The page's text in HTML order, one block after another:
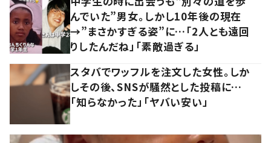
んでいた”男女。しかし10年後の現在
→”まさかすぎる姿”に…「2人とも遠回
りしたんだね」「素敵過ぎる」
スタバでワッフルを注文した女性。しか
しその後、SNSが騒然とした投稿に…
「知らなかった」「ヤバい安い」